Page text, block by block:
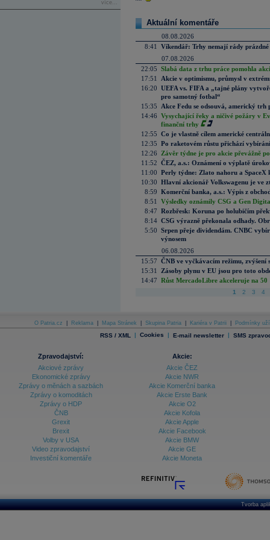
více...
Aktuální komentáře
08.08.2026
8:41
Víkendář: Trhy nemají rády prázdné
07.08.2026
22:05 Slabá data z trhu práce pomohla
17:51
Akcie v optimismu, průmysl v
16:20 UEFA vs. FIFA a „tajné plány
pro samotný fotbal“
15:35
Akce Fedu se odsouvá, americký
14:46 Vysychající řeky a ničivé požáry v
finanční trhy
12:55 Co je vlastně cílem americké
12:35 Po raketovém růstu přichází
12:26
Závěr týdne je pro akcie převážně
11:52 ČEZ, a.s.: Oznámení o výplatě
11:00 Perly týdne: Zlato nahoru a SpaceX
10:30 Hlavní akcionář Volkswagenu je ve
8:59 Komerční banka, a.s.: Výpis z
8:51
Výsledky oznámily CSG a Gen
8:47 Rozbřesk: Koruna po holubičím
8:14 CSG výrazně překonala odhady.
5:50 Srpen přeje dividendám. CNBC
výnosem
06.08.2026
15:57 ČNB ve vyčkávacím režimu, zvýšení
15:31
Zásoby plynu v EU jsou pro toto
14:47 Růst MercadoLibre akceleruje na
1 2 3 4
O Patria.cz Reklama Mapa Stránek Skupina Patria Kariéra v Patrii Podmínky
RSS / XML | Cookies | E-mail newsletter | SMS
Zpravodajství:
Akciové zprávy
Ekonomické zprávy
Zprávy o měnách a sazbách
Zprávy o komoditách
Zprávy o HDP
ČNB
Grexit
Brexit
Volby v USA
Video zpravodajství
Investiční komentáře
Akcie:
Akcie ČEZ
Akcie NWR
Akcie Komerční banka
Akcie Erste Bank
Akcie O2
Akcie Kofola
Akcie Apple
Akcie Facebook
Akcie BMW
Akcie GE
Akcie Moneta
Tvorba